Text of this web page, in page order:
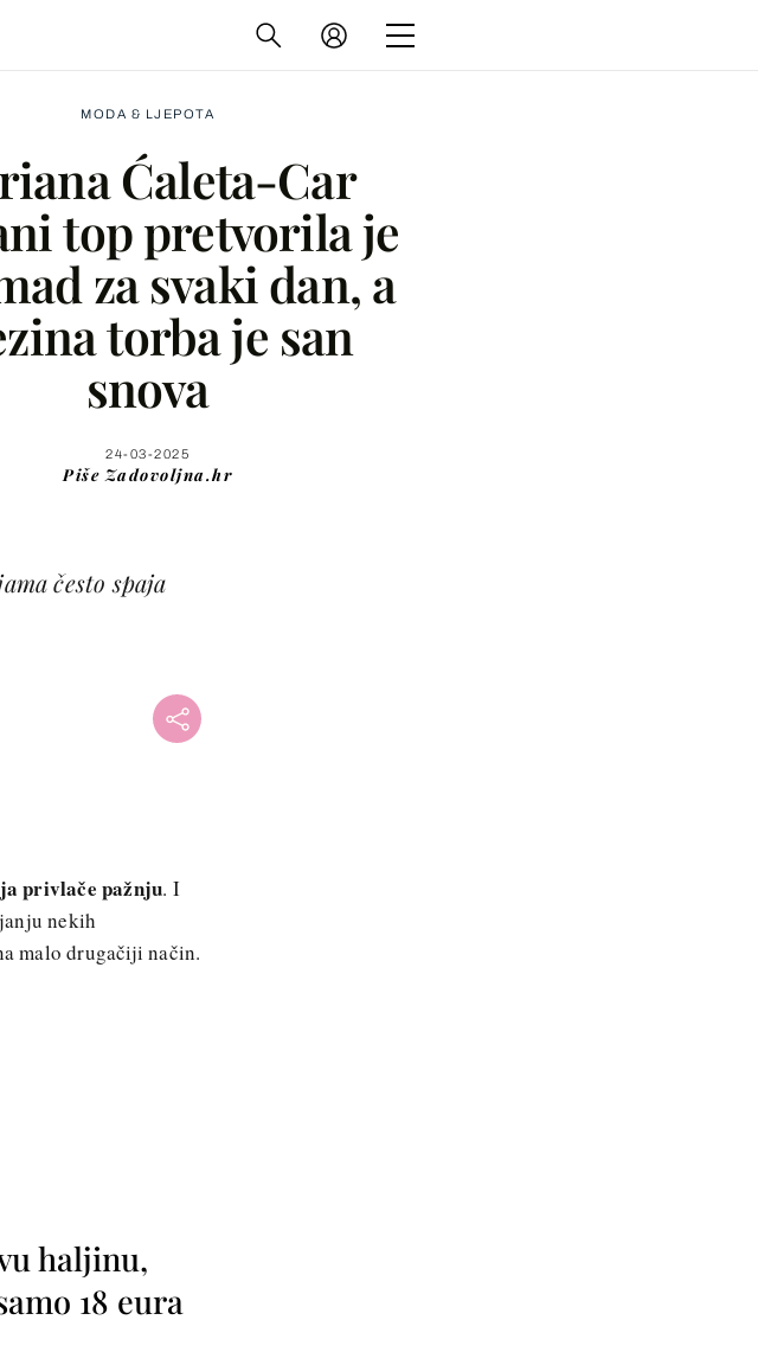
MODA & LJEPOTA
Ćaleta-Car
top pretvorila je
za svaki dan, a
torba je san
snova
24-03-2025
Piše Zadovoljna.hr
često spaja
privlače pažnju. I
nekih
malo drugačiji način.
haljinu,
18 eura